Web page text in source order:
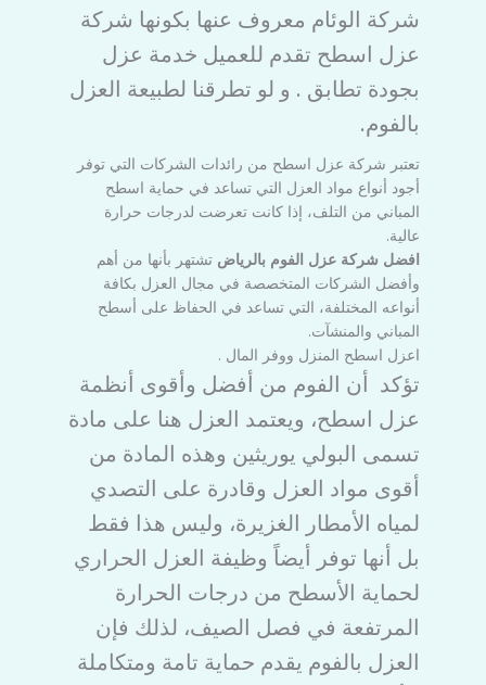
شركة الوئام معروف عنها بكونها شركة
عزل اسطح تقدم للعميل خدمة عزل
بجودة تطابق . و لو تطرقنا لطبيعة العزل
بالفوم.
تعتبر شركة عزل اسطح من رائدات الشركات التي توفر
أجود أنواع مواد العزل التي تساعد في حماية اسطح
المباني من التلف، إذا كانت تعرضت لدرجات حرارة
عالية.
افضل شركة عزل الفوم بالرياض تشتهر بأنها من أهم
وأفضل الشركات المتخصصة في مجال العزل بكافة
أنواعه المختلفة، التي تساعد في الحفاظ على أسطح
المباني والمنشآت.
اعزل اسطح المنزل ووفر المال .
تؤكد أن الفوم من أفضل وأقوى أنظمة
عزل اسطح، ويعتمد العزل هنا على مادة
تسمى البولي يوريثين وهذه المادة من
أقوى مواد العزل وقادرة على التصدي
لمياه الأمطار الغزيرة، وليس هذا فقط
بل أنها توفر أيضاً وظيفة العزل الحراري
لحماية الأسطح من درجات الحرارة
المرتفعة في فصل الصيف، لذلك فإن
العزل بالفوم يقدم حماية تامة ومتكاملة